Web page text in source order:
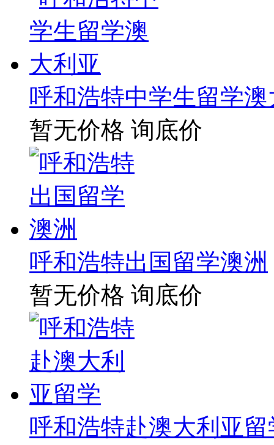
呼和浩特中学生留学
暂无价格 询底价
呼和浩特出国留学澳洲
暂无价格 询底价
呼和浩特赴澳大利亚留